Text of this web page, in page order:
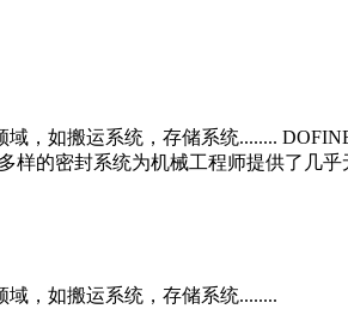
，如搬运系统，存储系统........
样的密封系统为机械工程师提供了几
，如搬运系统，存储系统........